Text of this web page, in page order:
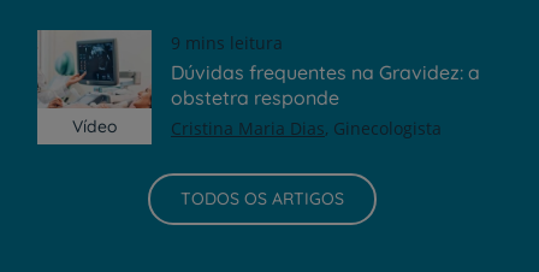
Vídeo
9 mins leitura
Dúvidas frequentes na Gravidez: a
obstetra responde
Cristina Maria Dias Ginecologista
TODOS OS ARTIGOS